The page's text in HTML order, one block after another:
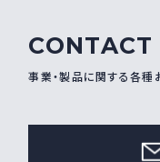
CONTACT
事業・製品に関する各